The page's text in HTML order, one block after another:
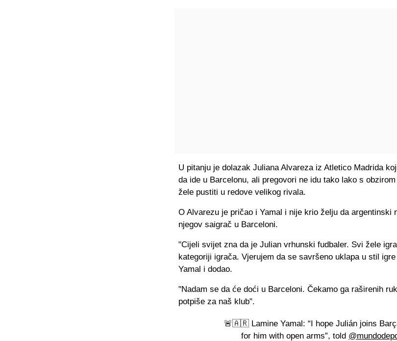
U pitanju je dolazak Juliana Alvareza iz Atletico Madrida
da ide u Barcelonu, ali pregovori ne idu tako lako s
žele pustiti u redove velikog rivala.
O Alvarezu je pričao i Yamal i nije krio želju da argentinski
njegov saigrač u Barceloni.
"Cijeli svijet zna da je Julian vrhunski fudbaler. Svi žele
kategoriji igrača. Vjerujem da se savršeno uklapa u stil
Yamal i dodao.
"Nadam se da će doći u Barceloni. Čekamo ga raširenih
potpiše za naš klub".
🚨🇦🇷 Lamine Yamal: “I hope Julián joins
for him with open arms”, told